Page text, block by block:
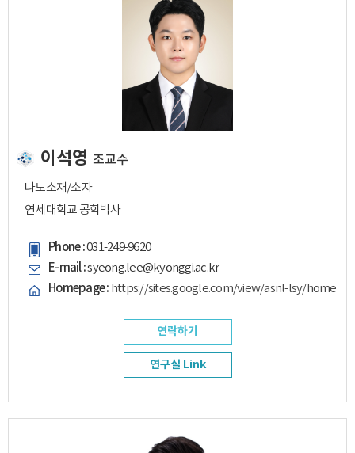
이석영 조교수
나노소재/소자
연세대학교 공학박사
Phone :031-249-9620
E-mail :syeong.lee@kyonggi.ac.kr
Homepage : https://sites.google.com/view/asnl-lsy/home
연락하기
연구실 Link